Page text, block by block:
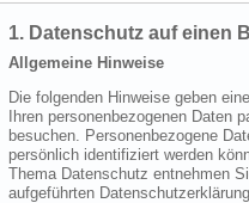
1. Datenschutz auf einen
Allgemeine Hinweise
Die folgenden Hinweise geben
Ihren personenbezogenen Daten
besuchen. Personenbezogene
persönlich identifiziert werden
Thema Datenschutz entnehmen
aufgeführten Datenschutzerklärung.